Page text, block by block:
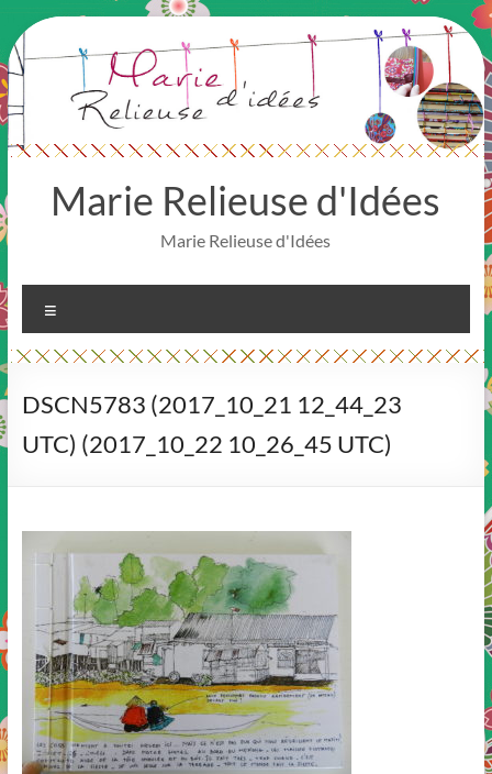
Aller
au
contenu
Marie Relieuse d'Idées
Marie Relieuse d'Idées
DSCN5783 (2017_10_21 12_44_23
UTC) (2017_10_22 10_26_45 UTC)